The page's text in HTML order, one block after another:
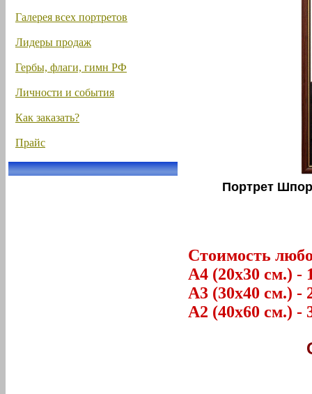
Галерея всех портретов
Лидеры продаж
Гербы, флаги, гимн РФ
Личности и события
Как заказать?
Прайс
Портрет
Стоимость
А4 (20х30 см.) -
А3 (30х40 см.) -
А2 (40х60 см.) -